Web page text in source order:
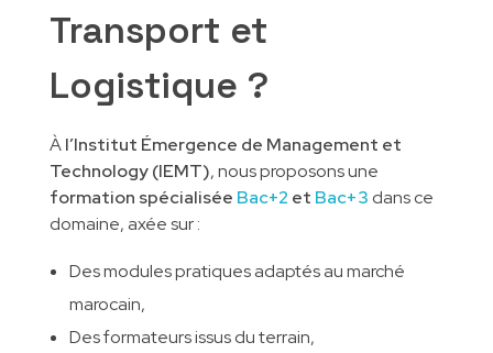
Transport et
Logistique ?
Àl’Institut Émergence de Management et
Technology (IEMT), nous proposons une
formation spécialisée Bac+2 et Bac+3 dans ce
domaine, axée sur :
Des modules pratiques adaptés au marché
marocain,
Des formateurs issus du terrain,